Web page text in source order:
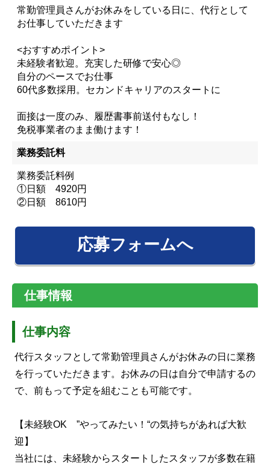
常勤管理員さんがお休みをしている日に、代行として
お仕事していただきます
<おすすめポイント>
未経験者歓迎。充実した研修で安心◎
自分のペースでお仕事
60代多数採用。セカンドキャリアのスタートに
面接は一度のみ、履歴書事前送付もなし！
免税事業者のまま働けます！
業務委託料
業務委託料例
①日額 4920円
②日額 8610円
応募フォームへ
仕事情報
仕事内容
代行スタッフとして常勤管理員さんがお休みの日に業務
を行っていただきます。お休みの日は自分で申請するの
で、前もって予定を組むことも可能です。
【未経験OK ”やってみたい！“の気持ちがあれば大歓
迎】
当社には、未経験からスタートしたスタッフが多数在籍